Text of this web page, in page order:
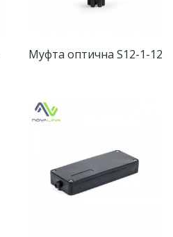
Муфта оптична S12-1-12